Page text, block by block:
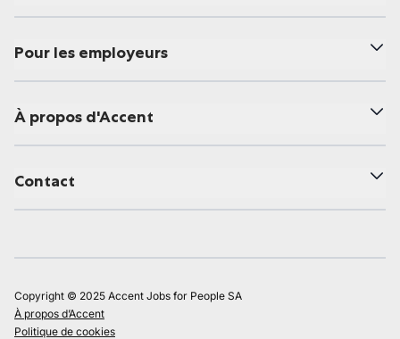
Pour les employeurs
À propos d'Accent
Contact
Copyright © 2025 Accent Jobs for People SA
À propos d’Accent
Politique de cookies